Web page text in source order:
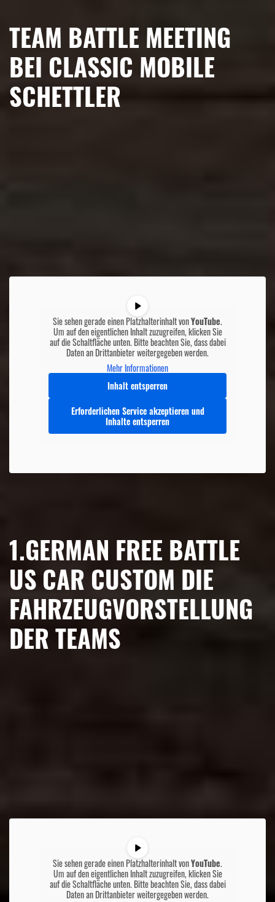
TEAM BATTLE MEETING
BEI CLASSIC MOBILE
SCHETTLER
Sie sehen gerade einen Platzhalterinhalt vonYouTube.
Um auf den eigentlichen Inhalt zuzugreifen, klicken Sie
auf die Schaltfläche unten. Bitte beachten Sie, dass dabei
Daten an Drittanbieter weitergegeben werden.
Mehr Informationen
Inhalt entsperren
Erforderlichen Service akzeptieren und
Inhalte entsperren
1.GERMAN FREE BATTLE
US CAR CUSTOM DIE
FAHRZEUGVORSTELLUNG
DER TEAMS
Sie sehen gerade einen Platzhalterinhalt vonYouTube.
Um auf den eigentlichen Inhalt zuzugreifen, klicken Sie
auf die Schaltfläche unten. Bitte beachten Sie, dass dabei
Daten an Drittanbieter weitergegeben werden.